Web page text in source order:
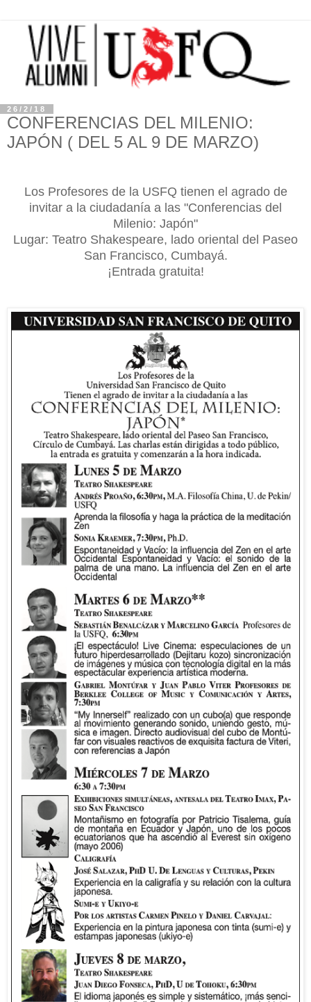
26/2/18
CONFERENCIAS DEL MILENIO:
JAPÓN ( DEL 5 AL 9 DE MARZO)
Los Profesores de la USFQ tienen el agrado de
invitar a la ciudadanía a las "Conferencias del
Milenio: Japón"
Lugar: Teatro Shakespeare, lado oriental del Paseo
San Francisco, Cumbayá.
¡Entrada gratuita!